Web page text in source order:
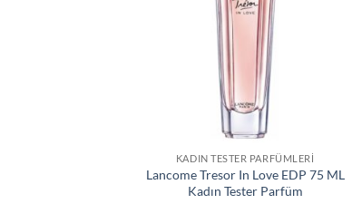
KADIN TESTER PARFÜMLERI
Lancome Tresor In Love EDP 75 ML
Kadın Tester Parfüm